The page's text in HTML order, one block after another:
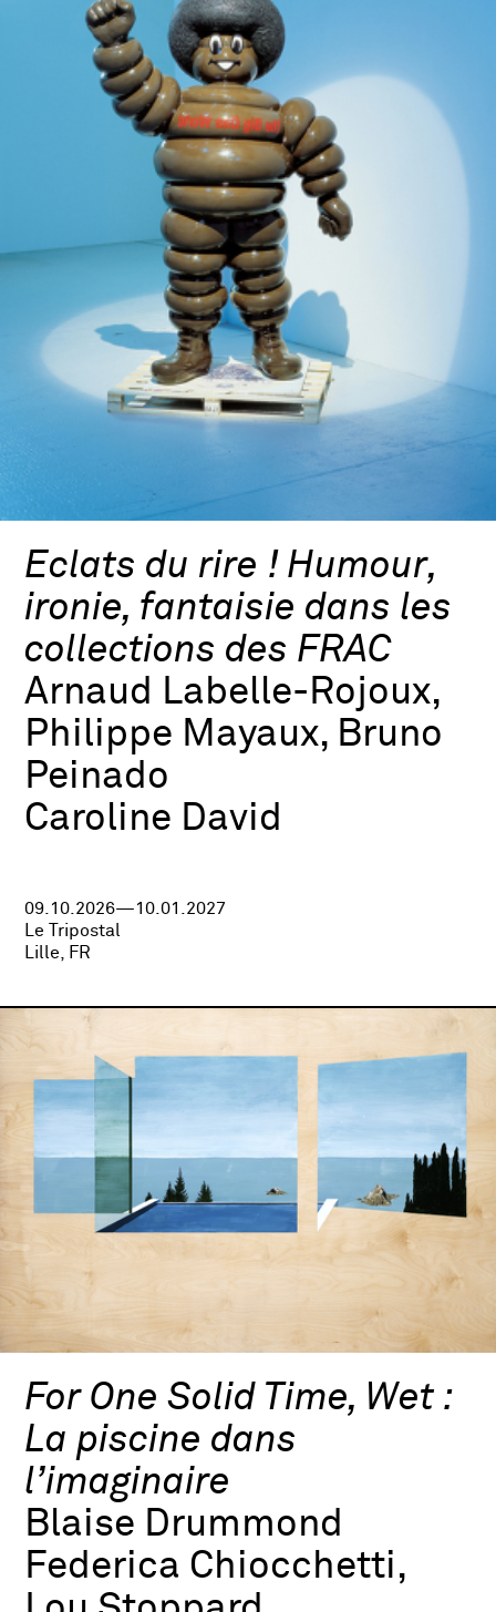
Eclats du rire ! Humour,
ironie, fantaisie dans les
collections des FRAC
Arnaud Labelle-Rojoux,
Philippe Mayaux, Bruno
Peinado
Caroline David
09.10.2026—10.01.2027
Le Tripostal
Lille, FR
For One Solid Time, Wet :
La piscine dans
l’imaginaire
Blaise Drummond
Federica Chiocchetti,